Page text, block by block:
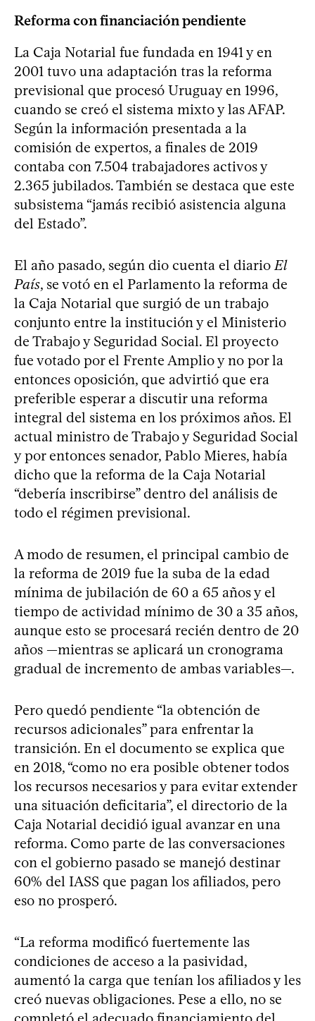
Reforma con financiación pendiente
La Caja Notarial fue fundada en 1941 y en
2001 tuvo una adaptación tras la reforma
previsional que procesó Uruguay en 1996,
cuando se creó el sistema mixto y las AFAP.
Según la información presentada a la
comisión de expertos, a finales de 2019
contaba con 7.504 trabajadores activos y
2.365 jubilados. También se destaca que este
subsistema “jamás recibió asistencia alguna
del Estado”.
El año pasado, según dio cuenta el diarioEl
País, se votó en el Parlamento la reforma de
la Caja Notarial que surgió de un trabajo
conjunto entre la institución y el Ministerio
de Trabajo y Seguridad Social. El proyecto
fue votado por el Frente Amplio y no por la
entonces oposición, que advirtió que era
preferible esperar a discutir una reforma
integral del sistema en los próximos años. El
actual ministro de Trabajo y Seguridad Social
y por entonces senador, Pablo Mieres, había
dicho que la reforma de la Caja Notarial
“debería inscribirse” dentro del análisis de
todo el régimen previsional.
A modo de resumen, el principal cambio de
la reforma de 2019 fue la suba de la edad
mínima de jubilación de 60 a 65 años y el
tiempo de actividad mínimo de 30 a 35 años,
aunque esto se procesará recién dentro de 20
años —mientras se aplicará un cronograma
gradual de incremento de ambas variables—.
Pero quedó pendiente “la obtención de
recursos adicionales” para enfrentar la
transición. En el documento se explica que
en 2018, “como no era posible obtener todos
los recursos necesarios y para evitar extender
una situación deficitaria”, el directorio de la
Caja Notarial decidió igual avanzar en una
reforma. Como parte de las conversaciones
con el gobierno pasado se manejó destinar
60% del IASS que pagan los afiliados, pero
eso no prosperó.
“La reforma modificó fuertemente las
condiciones de acceso a la pasividad,
aumentó la carga que tenían los afiliados y les
creó nuevas obligaciones. Pese a ello, no se